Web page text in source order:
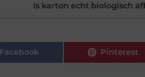
Is karton echt biologisch
Facebook Pinterest